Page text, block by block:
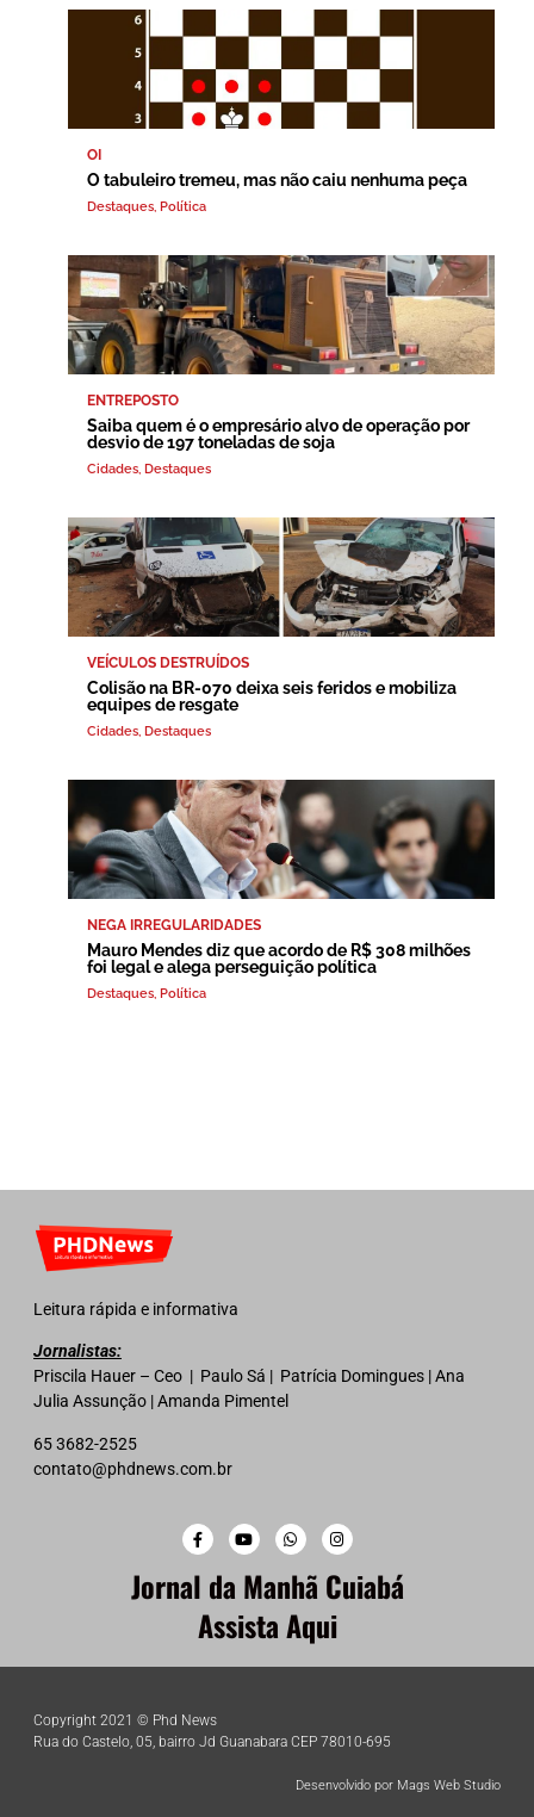
OI
O tabuleiro tremeu, mas não caiu nenhuma peça
Destaques, Política
ENTREPOSTO
Saiba quem é o empresário alvo de operação por
desvio de 197 toneladas de soja
Cidades, Destaques
VEÍCULOS DESTRUÍDOS
Colisão na BR-070 deixa seis feridos e mobiliza
equipes de resgate
Cidades, Destaques
NEGA IRREGULARIDADES
Mauro Mendes diz que acordo de R$ 308 milhões
foi legal e alega perseguição política
Destaques, Política
Leitura rápida e informativa
Jornalistas:
Priscila Hauer – Ceo | Paulo Sá | Patrícia Domingues | Ana
Julia Assunção | Amanda Pimentel
65 3682-2525
contato@phdnews.com.br
Jornal da Manhã Cuiabá
Assista Aqui
Copyright 2021 © Phd News
Rua do Castelo, 05, bairro Jd Guanabara CEP 78010-695
Desenvolvido por Mags Web Studio